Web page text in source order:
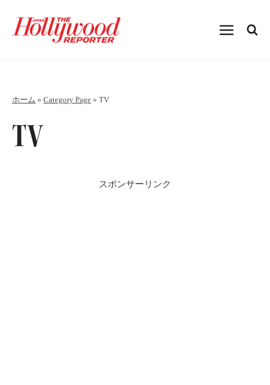
ホーム » Category Page » TV
TV
スポンサーリンク